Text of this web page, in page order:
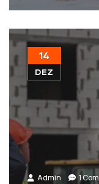
14
DEZ
Admin 1